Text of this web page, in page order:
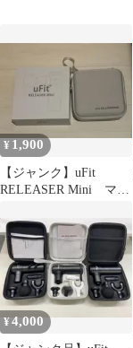
¥ 1,900
【ジャンク】uFit
RELEASER Mini マッ
¥4,000